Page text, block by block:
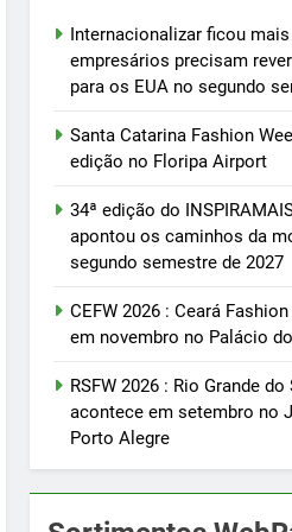
Internacionalizar ficou
empresários precisam
para os EUA no segundo
Santa Catarina Fashion
edição no Floripa Airport
34ª edição do
apontou os caminhos da
segundo semestre de 2027
CEFW 2026 : Ceará
em novembro no Palácio
RSFW 2026 : Rio Grande
acontece em setembro no
Porto Alegre